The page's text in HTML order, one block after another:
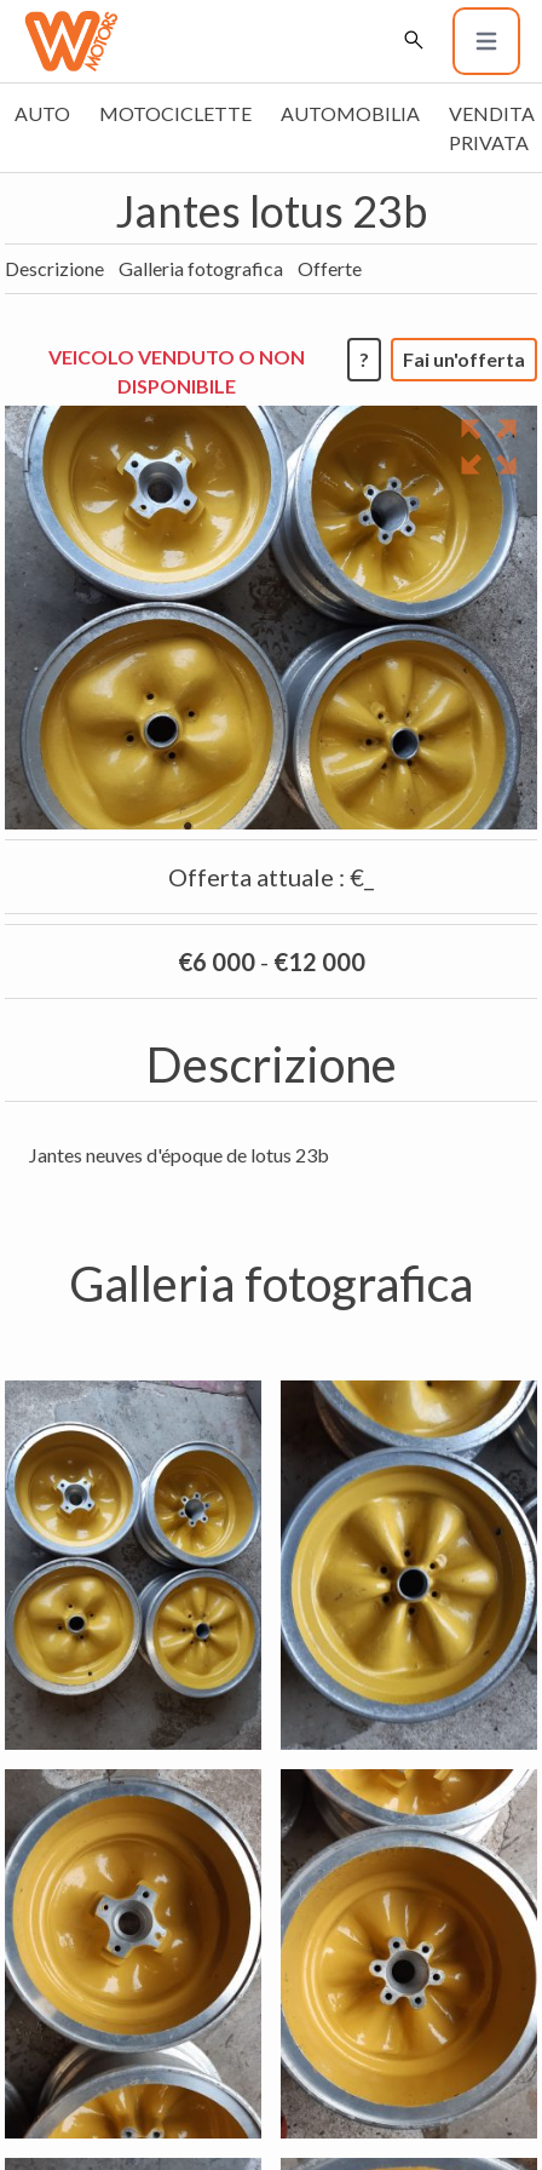
AUTO MOTOCICLETTE AUTOMOBILIA
VENDITA
PRIVATA
Jantes lotus 23b
Descrizione Galleria fotografica Offerte
VEICOLO VENDUTO O NON
DISPONIBILE
? Fai un'offerta
Offerta attuale : €_
€6 000- €12 000
Descrizione
Jantes neuves d'époque de lotus 23b
Galleria fotografica